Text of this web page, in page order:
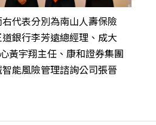
代表分別為南山人壽保險
銀行李芳遠總經理、成大
黃宇翔主任、康和證券集團
能風險管理諮詢公司張晉